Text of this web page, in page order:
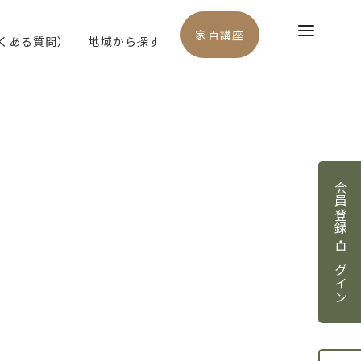
会員登録・ログイン
ある質問） 地域から探す 家百講座